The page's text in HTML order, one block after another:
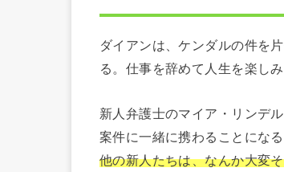
ダイアンは、ケンダルの件を
る。仕事を辞めて人生を楽しみ
新人弁護士のマイア・リンデ
案件に一緒に携わることになる
他の新人たちは、なんか大変